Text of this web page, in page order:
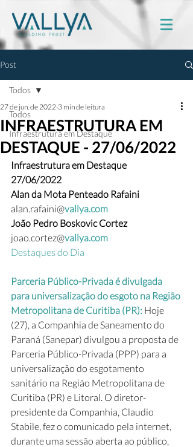
Post
Todos
Infraestrutura em Destaque
Todos
INFRAESTRUTURA EM
DESTAQUE - 27/06/2022
27 de jun. de 2022 3 min de leitura
Infraestrutura em Destaque
27/06/2022
Alan da Mota Penteado Rafaini
alan.rafaini@vallya.com
João Pedro Boskovic Cortez
joao.cortez@vallya.com
Destaques do Dia
Parceria Público-Privada é divulgada
para universalização do esgoto na Região
Metropolitana de Curitiba (PR): Hoje
(27), a Companhia de Saneamento do
Paraná (Sanepar) divulgou a proposta de
Parceria Público-Privada (PPP) para a
universalização do esgotamento
sanitário na Região Metropolitana de
Curitiba (PR) e Litoral. O diretor-
presidente da Companhia, Claudio
Stabile, fez o comunicado pela internet,
durante uma sessão aberta ao público,